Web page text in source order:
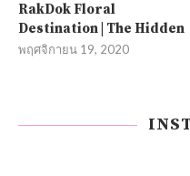
RakDok Floral
Destination | The Hidden
พฤศจิกายน 19, 2020